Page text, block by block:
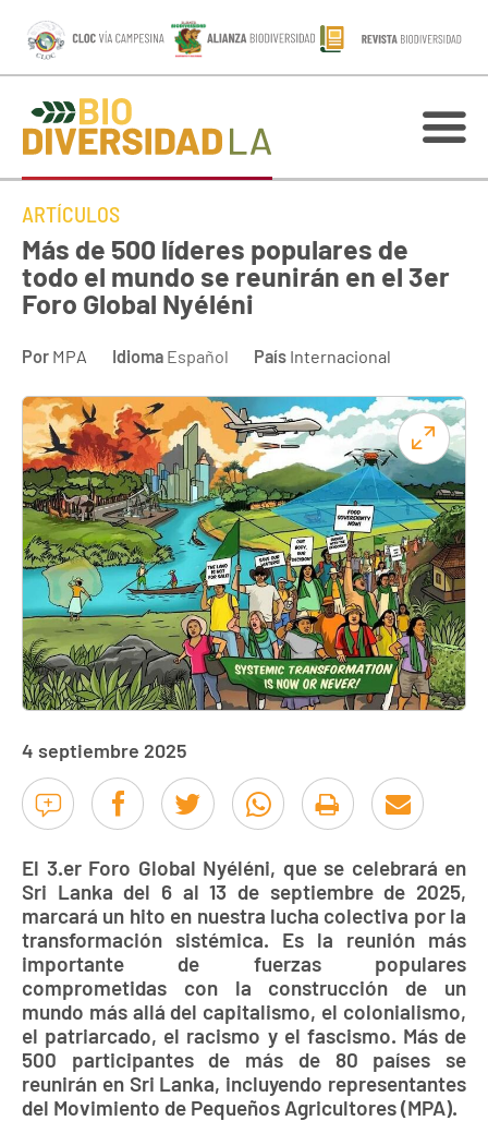
ARTÍCULOS
Más de 500 líderes populares de
todo el mundo se reunirán en el 3er
Foro Global Nyéléni
Por MPA Idioma Español País Internacional
4 septiembre 2025
El 3.er Foro Global Nyéléni, que se celebrará en
Sri Lanka del 6 al 13 de septiembre de 2025,
marcará un hito en nuestra lucha colectiva por la
transformación sistémica. Es la reunión más
importante de fuerzas populares
comprometidas con la construcción de un
mundo más allá del capitalismo, el colonialismo,
el patriarcado, el racismo y el fascismo. Más de
500 participantes de más de 80 países se
reunirán en Sri Lanka, incluyendo representantes
del Movimiento de Pequeños Agricultores (MPA).